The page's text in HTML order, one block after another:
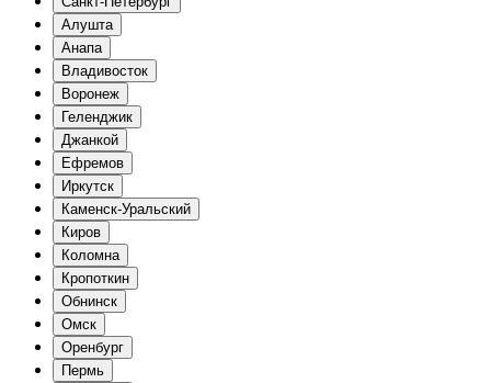
Алушта
Анапа
Владивосток
Воронеж
Геленджик
Джанкой
Ефремов
Иркутск
Каменск-Уральский
Киров
Коломна
Кропоткин
Обнинск
Омск
Оренбург
Пермь